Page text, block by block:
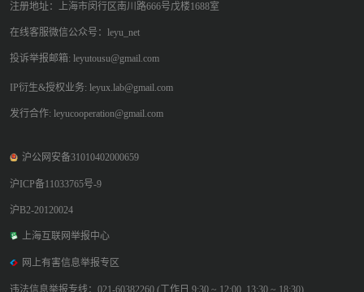
注册地址：上海市闵行区南川路666号戊楼1688室
在线客服微信公众号：leyu_net
投诉举报邮箱: leyutousu@gmail.com
IP衍生&授权业务: leyux.lab@gmail.com
发行合作: leyucooperation@gmail.com
沪公网安备31010402000659
沪ICP备11033765号-9
沪B2-20120024
上海互联网举报中心
网上有害信息举报专区